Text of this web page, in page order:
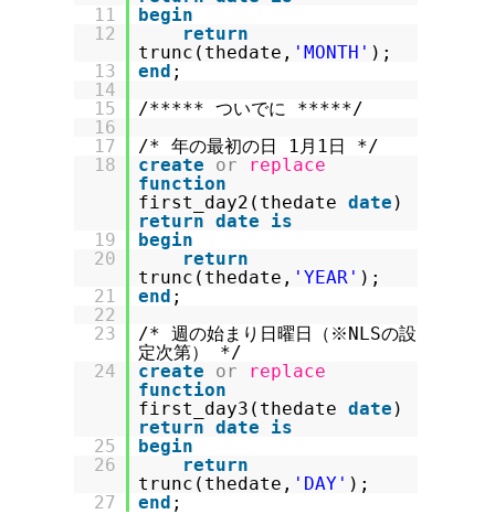
11
begin
12
return
trunc(thedate, 'MONTH' );
13
end ;
14
15
/***** ついでに *****/
16
17
/* 年の最初の日 1月1日 */
18
create or
replace
function
first_day2(thedate date )
return date
is
19
begin
20
return
trunc(thedate, 'YEAR' );
21
end ;
22
23
/* 週の始まり日曜日（※NLSの設
定次第） */
24
create or
replace
function
first_day3(thedate date )
return date
is
25
begin
26
return
trunc(thedate, 'DAY' );
27
end ;